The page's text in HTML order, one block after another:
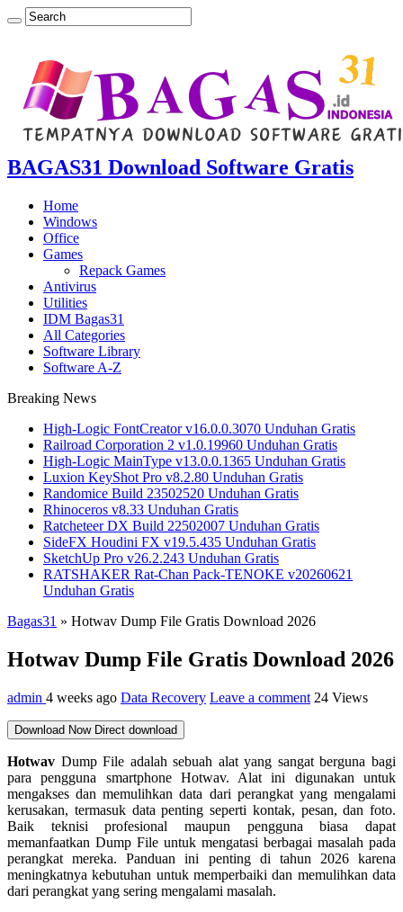
BAGAS31 Download Software Gratis
Home
Windows
Office
Games
Repack Games
Antivirus
Utilities
IDM Bagas31
All Categories
Software Library
Software A-Z
Breaking News
High-Logic FontCreator v16.0.0.3070 Unduhan Gratis
Railroad Corporation 2 v1.0.19960 Unduhan Gratis
High-Logic MainType v13.0.0.1365 Unduhan Gratis
Luxion KeyShot Pro v8.2.80 Unduhan Gratis
Randomice Build 23502520 Unduhan Gratis
Rhinoceros v8.33 Unduhan Gratis
Ratcheteer DX Build 22502007 Unduhan Gratis
SideFX Houdini FX v19.5.435 Unduhan Gratis
SketchUp Pro v26.2.243 Unduhan Gratis
RATSHAKER Rat-Chan Pack-TENOKE v20260621
Unduhan Gratis
Bagas31 » Hotwav Dump File Gratis Download 2026
Hotwav Dump File Gratis Download 2026
admin 4 weeks ago Data Recovery Leave a comment 24 Views
Download Now Direct download
Hotwav Dump File adalah sebuah alat yang sangat berguna bagi
para pengguna smartphone Hotwav. Alat ini digunakan untuk
mengakses dan memulihkan data dari perangkat yang mengalami
kerusakan, termasuk data penting seperti kontak, pesan, dan foto.
Baik teknisi profesional maupun pengguna biasa dapat
memanfaatkan Dump File untuk mengatasi berbagai masalah pada
perangkat mereka. Panduan ini penting di tahun 2026 karena
meningkatnya kebutuhan untuk memperbaiki dan memulihkan data
dari perangkat yang sering mengalami masalah.